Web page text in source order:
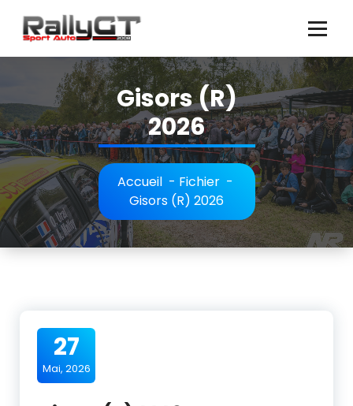
contenu
Gisors (R)
2026
Accueil- Fichier-
Gisors (R) 2026
27
Mai, 2026